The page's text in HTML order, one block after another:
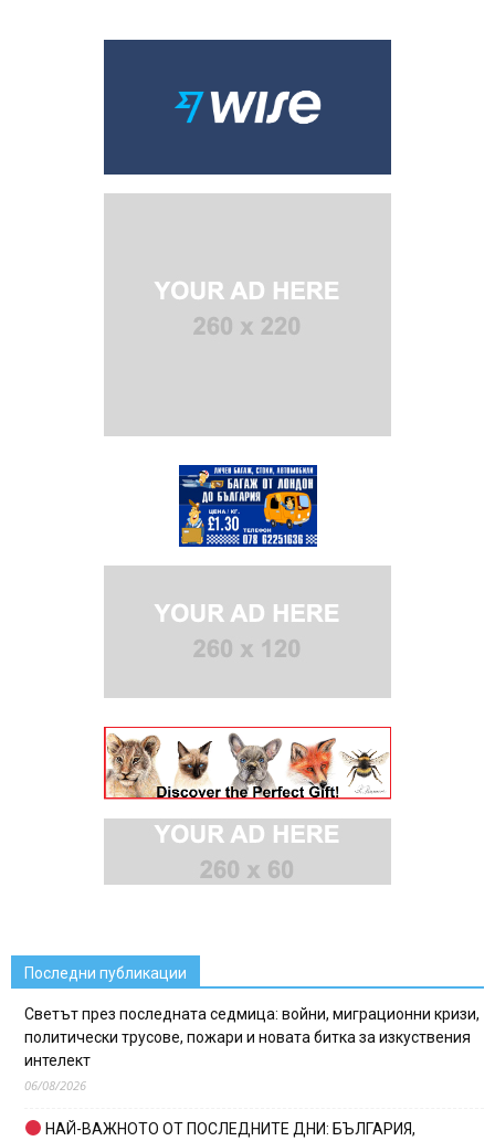
Последни публикации
Светът през последната седмица: войни, миграционни кризи,
политически трусове, пожари и новата битка за изкуствения
интелект
06/08/2026
НАЙ-ВАЖНОТО ОТ ПОСЛЕДНИТЕ ДНИ: БЪЛГАРИЯ,